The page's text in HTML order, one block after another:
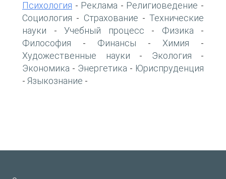
Психология - Реклама - Религиоведение -
Социология - Страхование - Технические
науки - Учебный процесс - Физика -
Философия - Финансы - Химия -
Художественные науки - Экология -
Экономика - Энергетика - Юриспруденция
- Языкознание -